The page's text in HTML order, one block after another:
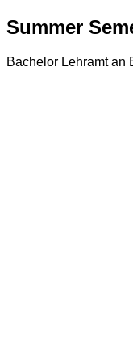
Summer
Bachelor Lehramt an